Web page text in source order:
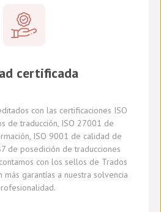
certificada
con las certificaciones ISO
de traducción, ISO 27001 de
ISO 9001 de calidad de
de posedición de traducciones
contamos con los sellos de Trados
más garantías a nuestra solvencia